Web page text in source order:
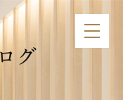
グ